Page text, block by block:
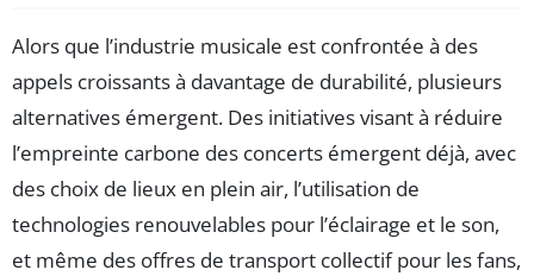
Alors que l’industrie musicale est confrontée à des
appels croissants à davantage de durabilité, plusieurs
alternatives émergent. Des initiatives visant à réduire
l’empreinte carbone des concerts émergent déjà, avec
des choix de lieux en plein air, l’utilisation de
technologies renouvelables pour l’éclairage et le son,
et même des offres de transport collectif pour les fans,